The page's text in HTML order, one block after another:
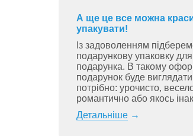
А ще це все можна
упакувати!
Із задоволенням
подарункову упаковку
подарунка. В такому
подарунок буде виглядати
потрібно: урочисто,
романтично або якось
Детальніше→